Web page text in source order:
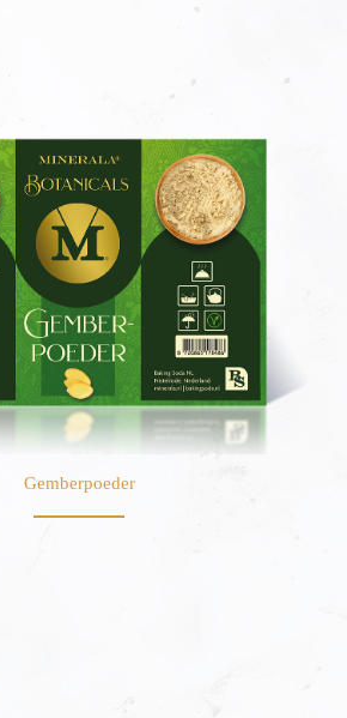
Gemberpoeder